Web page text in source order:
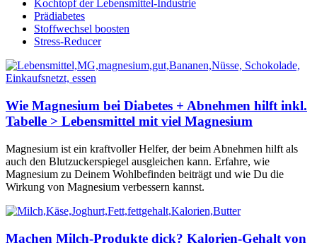
Kochtopf der Lebensmittel-Industrie
Prädiabetes
Stoffwechsel boosten
Stress-Reducer
Wie Magnesium bei Diabetes + Abnehmen hilft inkl.
Tabelle > Lebensmittel mit viel Magnesium
Magnesium ist ein kraftvoller Helfer, der beim Abnehmen hilft als
auch den Blutzuckerspiegel ausgleichen kann. Erfahre, wie
Magnesium zu Deinem Wohlbefinden beiträgt und wie Du die
Wirkung von Magnesium verbessern kannst.
Machen Milch-Produkte dick? Kalorien-Gehalt von